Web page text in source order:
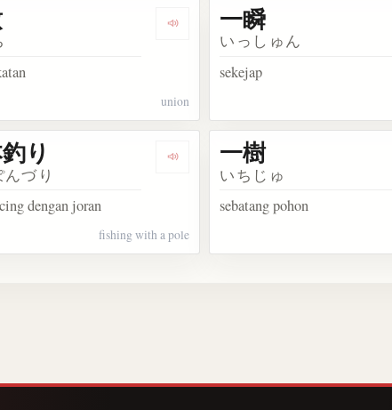
命 Dengarkan 一致
union
一瞬
いっしゅん
sekejap
Dengarkan 一本釣り
り
づり
dengan joran
fishing with a pole
一樹
いちじゅ
sebatang pohon